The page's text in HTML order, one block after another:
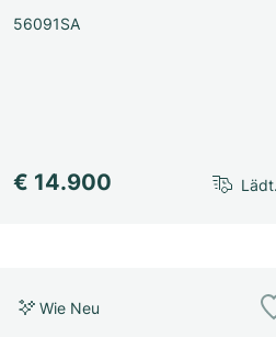
56091SA
€ 14.900
Wie Neu